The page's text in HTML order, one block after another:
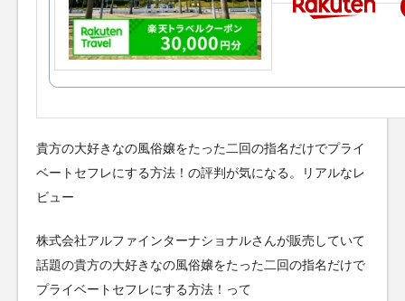
貴方の大好きなの風俗嬢をたった二回の指名だけでプライ
ベートセフレにする方法！の評判が気になる。リアルなレ
ビュー
株式会社アルファインターナショナルさんが販売していて
話題の貴方の大好きなの風俗嬢をたった二回の指名だけで
プライベートセフレにする方法！って